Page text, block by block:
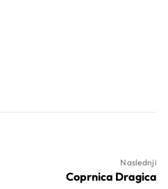
Naslednji
Coprnica Dragica